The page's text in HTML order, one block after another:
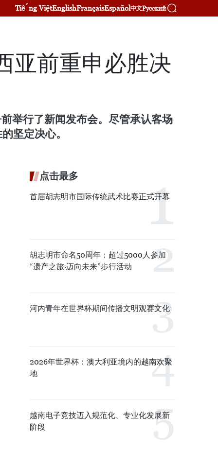
Tiếng ViệtEnglishFrançaisEspañol中文Русский
亚前重申必胜决
举行了新闻发布会。尽管承认客场
坚定决心。
点击最多
首届胡志明市国际传统武术比赛正式开幕
胡志明市命名50周年：超过5000人参加
“遗产之旅·迈向未来”步行活动
河内青年在世界杯期间传播文明观赛文化
2026年世界杯：澳大利亚境内的越南欢聚
地
越南电子竞技迈入规范化、专业化发展新
阶段